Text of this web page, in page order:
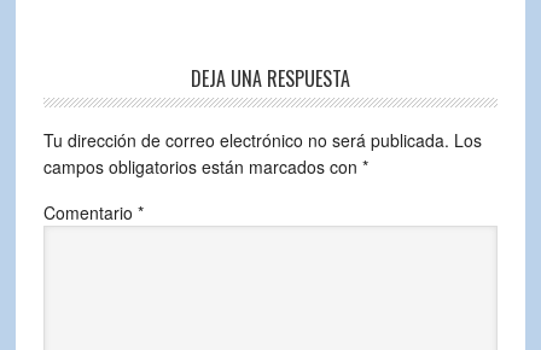
DEJA UNA RESPUESTA
Tu dirección de correo electrónico no será publicada. Los
campos obligatorios están marcados con *
Comentario *